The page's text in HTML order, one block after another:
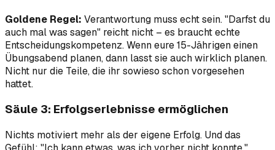
Goldene Regel: Verantwortung muss echt sein. "Darfst du
auch mal was sagen" reicht nicht – es braucht echte
Entscheidungskompetenz. Wenn eure 15-Jährigen einen
Übungsabend planen, dann lasst sie auch wirklich planen.
Nicht nur die Teile, die ihr sowieso schon vorgesehen
hattet.
Säule 3: Erfolgserlebnisse ermöglichen
Nichts motiviert mehr als der eigene Erfolg. Und das